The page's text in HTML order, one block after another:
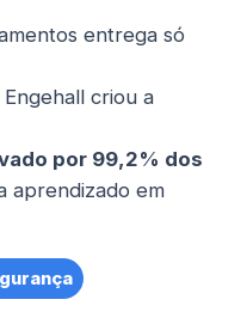
entrega só
criou a
por 99,2% dos
aprendizado em